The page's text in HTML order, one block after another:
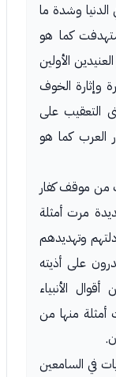
الدنيا وشدة ما
كما هو
الأولين
وإثارة الخوف
التعقيب على
العرب كما هو
من موقف كفار
مرت أمثلة
وتهديدهم
على أذيته
الأنبياء
منها من
في السامعين